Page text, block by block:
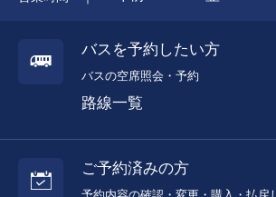
バスを予約したい方
バスの空席照会・予約
路線一覧
ご予約済みの方